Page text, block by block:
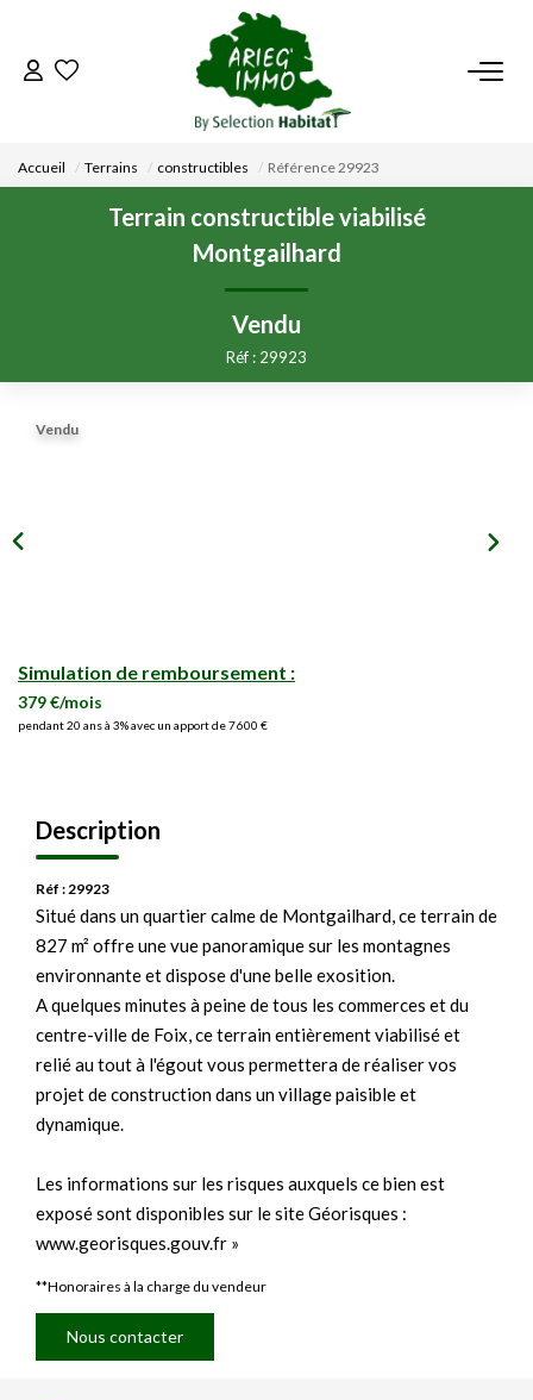
ACCUEIL
NOS BIENS
VENDRE UN BIEN
DÉPOSEZ VOTRE RECHERCHE
Accueil Terrains constructibles Référence 29923
Terrain constructible viabilisé
Montgailhard
Vendu
Réf : 29923
Vendu
Simulation de remboursement :
379 €/mois
pendant 20 ans à 3% avec un apport de 7 600 €
Description
Réf : 29923
Situé dans un quartier calme de Montgailhard, ce terrain de
827 m² offre une vue panoramique sur les montagnes
environnante et dispose d'une belle exosition.
A quelques minutes à peine de tous les commerces et du
centre-ville de Foix, ce terrain entièrement viabilisé et
relié au tout à l'égout vous permettera de réaliser vos
projet de construction dans un village paisible et
dynamique.
Les informations sur les risques auxquels ce bien est
exposé sont disponibles sur le site Géorisques :
www.georisques.gouv.fr »
**Honoraires à la charge du vendeur
Nous contacter